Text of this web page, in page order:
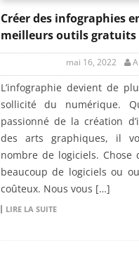
Créer des infographies
meilleurs outils gratuits
mai 16, 2022
L’infographie devient de
sollicité du numérique.
passionné de la création
des arts graphiques, il
nombre de logiciels. Chose
beaucoup de logiciels ou
coûteux. Nous vous […]
LIRE LA SUITE